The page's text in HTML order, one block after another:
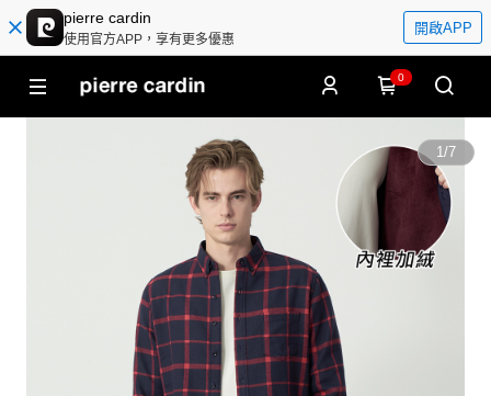
pierre cardin
使用官方APP，享有更多優惠
開啟APP
0
1/7